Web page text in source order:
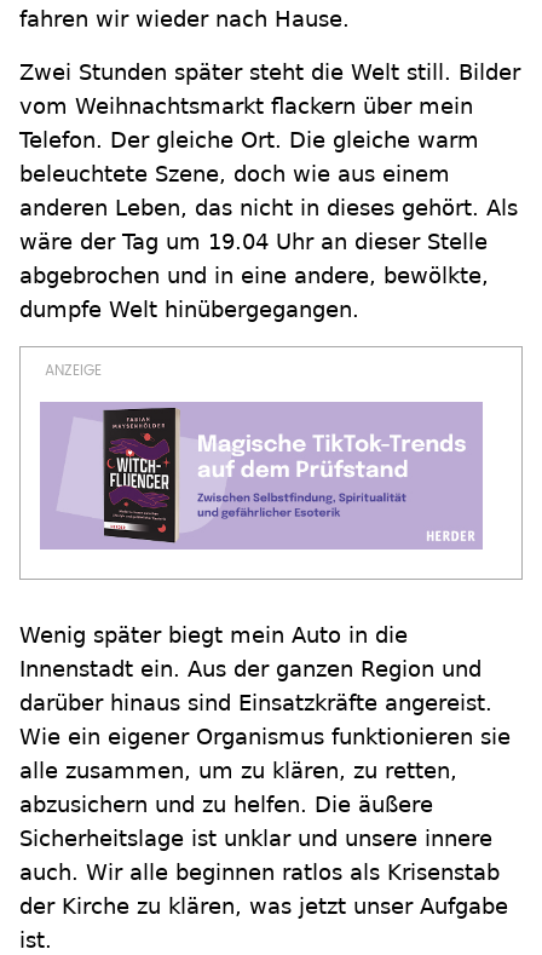
fahren wir wieder nach Hause.
Zwei Stunden später steht die Welt still. Bilder
vom Weihnachtsmarkt flackern über mein
Telefon. Der gleiche Ort. Die gleiche warm
beleuchtete Szene, doch wie aus einem
anderen Leben, das nicht in dieses gehört. Als
wäre der Tag um 19.04 Uhr an dieser Stelle
abgebrochen und in eine andere, bewölkte,
dumpfe Welt hinübergegangen.
Wenig später biegt mein Auto in die
Innenstadt ein. Aus der ganzen Region und
darüber hinaus sind Einsatzkräfte angereist.
Wie ein eigener Organismus funktionieren sie
alle zusammen, um zu klären, zu retten,
abzusichern und zu helfen. Die äußere
Sicherheitslage ist unklar und unsere innere
auch. Wir alle beginnen ratlos als Krisenstab
der Kirche zu klären, was jetzt unser Aufgabe
ist.